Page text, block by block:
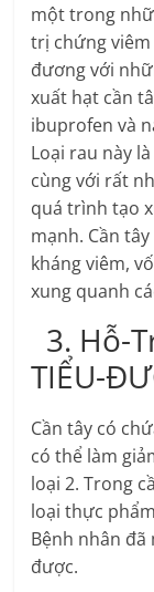
một trong
trị chứng
đương với
xuất hạt cần
ibuprofen và
Loại rau này
cùng với rất
quá trình tạo
mạnh. Cần
kháng viêm,
xung quanh
3. Hỗ-
TIỂU-
Cần tây có
có thể làm
loại 2. Trong
loại thực
Bệnh nhân
được.